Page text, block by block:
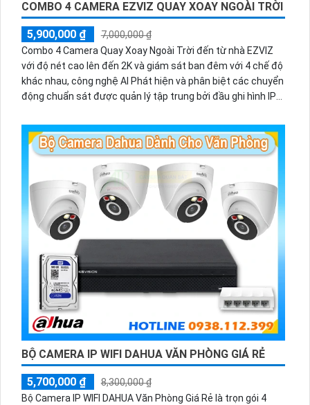
COMBO 4 CAMERA EZVIZ QUAY XOAY NGOÀI TRỜI
5,900,000 ₫
7,000,000 ₫
Combo 4 Camera Quay Xoay Ngoài Trời đến từ nhà EZVIZ
với độ nét cao lên đến 2K và giám sát ban đêm với 4 chế độ
khác nhau, công nghệ AI Phát hiện và phân biệt các chuyển
động chuẩn sát được quản lý tập trung bởi đầu ghi hình IP
BỘ CAMERA IP WIFI DAHUA VĂN PHÒNG GIÁ RẺ
5,700,000 ₫
8,300,000 ₫
Bộ Camera IP WIFI DAHUA Văn Phòng Giá Rẻ là trọn gói 4